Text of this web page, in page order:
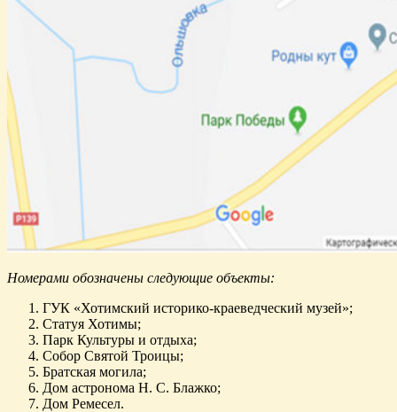
Номерами обозначены следующие объекты:
ГУК «Хотимский историко-краеведческий музей»;
Статуя Хотимы;
Парк Культуры и отдыха;
Собор Святой Троицы;
Братская могила;
Дом астронома Н. С. Блажко;
Дом Ремесел.